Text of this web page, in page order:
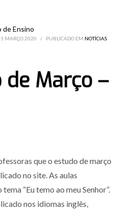
de Ensino
MARÇO 2020 / PUBLICADO EM NOTÍCIAS
de Março –
que o estudo de março
no site. As aulas
“Eu temo ao meu Senhor”.
nos idiomas inglês,